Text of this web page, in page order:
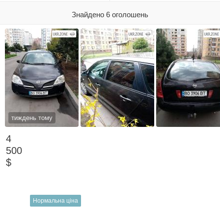
Знайдено 6 оголошень
тиждень тому
4
500
$
Нормальна ціна